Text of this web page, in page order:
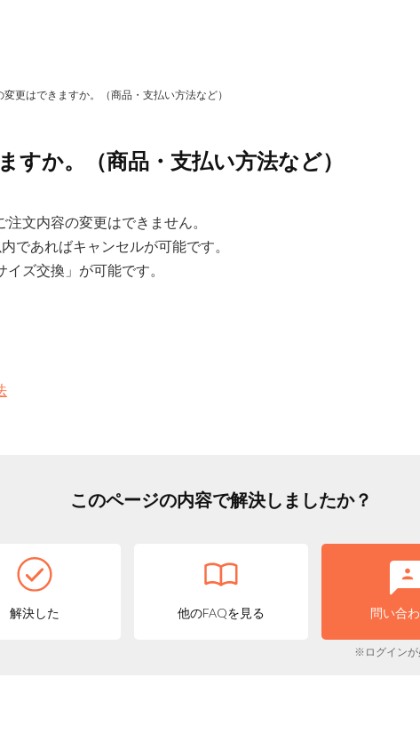
変更はできますか。（商品・支払い方法など）
すか。（商品・支払い方法など）
文内容の変更はできません。
であればキャンセルが可能です。
ズ交換」が可能です。
このページの内容で解決しましたか？
解決した 他のFAQを見る 問い合
※ログインが